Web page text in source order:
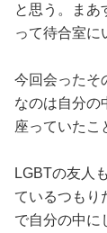
と思う。まあ
って待合室に
今回会ったそ
なのは自分の
座っていたこ
LGBTの友人
ているつもり
で自分の中に